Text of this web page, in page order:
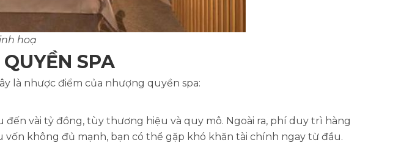
hoạ
SPA
là nhược điểm của nhượng quyền spa:
vài tỷ đồng, tùy thương hiệu và quy mô. Ngoài ra, phí duy trì hàng
không đủ mạnh, bạn có thể gặp khó khăn tài chính ngay từ đầu.